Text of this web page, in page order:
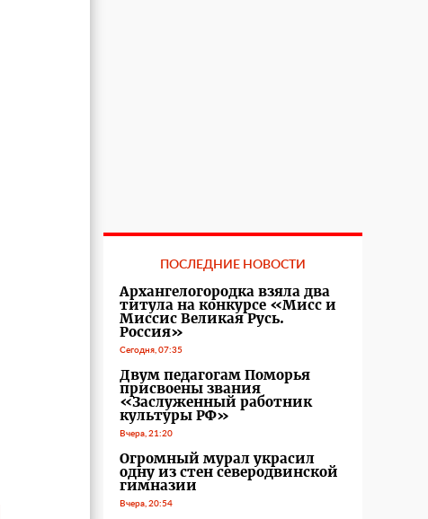
ПОСЛЕДНИЕ НОВОСТИ
Архангелогородка взяла два
титула на конкурсе «Мисс и
Миссис Великая Русь.
Россия»
Сегодня, 07:35
Двум педагогам Поморья
присвоены звания
«Заслуженный работник
культуры РФ»
Вчера, 21:20
Огромный мурал украсил
одну из стен северодвинской
гимназии
Вчера, 20:54